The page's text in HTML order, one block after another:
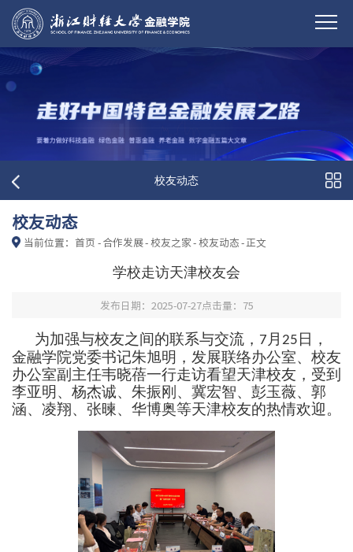
校友动态
校友动态
当前位置：首页 -合作发展-校友之家-校友动态-正文
学校走访天津校友会
发布日期：2025-07-27点击量： 75
为加强与校友之间的联系与交流， 7 月 25 日，
金融学院党委书记朱旭明，发展联络办公室、校友
办公室副主任韦晓蓓一行走访看望天津校友，受到
李亚明、杨杰诚、朱振刚、冀宏智、彭玉薇、郭
涵、凌翔、张暕、华博奥等天津校友的热情欢迎。